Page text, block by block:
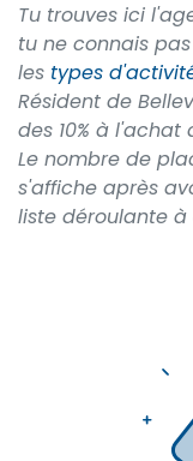
Tu trouves ici
tu ne connais
les types
Résident de
des 10% à
Le nombre de
s'affiche après
liste déroulante